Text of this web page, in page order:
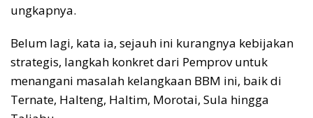
ungkapnya.
Belum lagi, kata ia, sejauh ini kurangnya kebijakan
strategis, langkah konkret dari Pemprov untuk
menangani masalah kelangkaan BBM ini, baik di
Ternate, Halteng, Haltim, Morotai, Sula hingga